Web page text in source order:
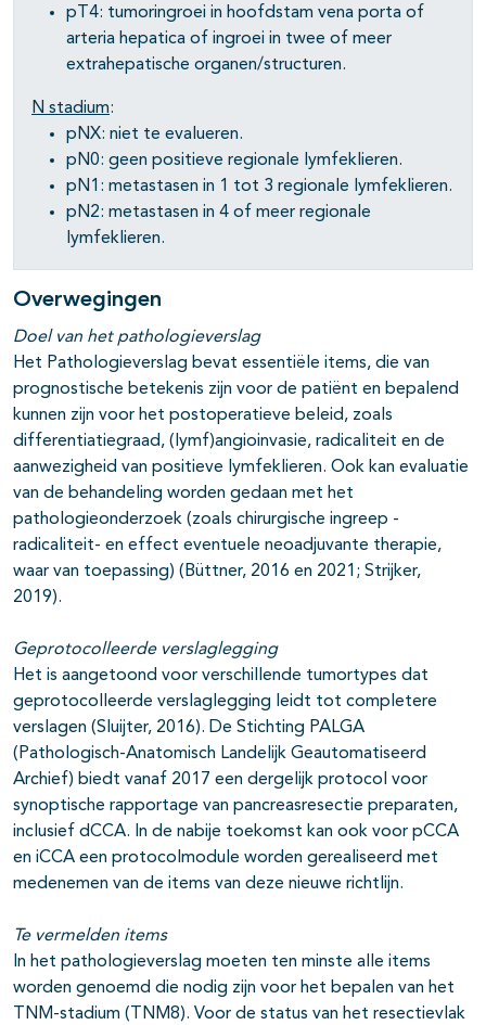
pT4: tumoringroei in hoofdstam vena porta of
arteria hepatica of ingroei in twee of meer
extrahepatische organen/structuren.
N stadium:
pNX: niet te evalueren.
pN0: geen positieve regionale lymfeklieren.
pN1: metastasen in 1 tot 3 regionale lymfeklieren.
pN2: metastasen in 4 of meer regionale
lymfeklieren.
Overwegingen
Doel van het pathologieverslag
Het Pathologieverslag bevat essentiële items, die van
prognostische betekenis zijn voor de patiënt en bepalend
kunnen zijn voor het postoperatieve beleid, zoals
differentiatiegraad, (lymf)angioinvasie, radicaliteit en de
aanwezigheid van positieve lymfeklieren. Ook kan evaluatie
van de behandeling worden gedaan met het
pathologieonderzoek (zoals chirurgische ingreep -
radicaliteit- en effect eventuele neoadjuvante therapie,
waar van toepassing) (Büttner, 2016 en 2021; Strijker,
2019).
Geprotocolleerde verslaglegging
Het is aangetoond voor verschillende tumortypes dat
geprotocolleerde verslaglegging leidt tot completere
verslagen (Sluijter, 2016). De Stichting PALGA
(Pathologisch-Anatomisch Landelijk Geautomatiseerd
Archief) biedt vanaf 2017 een dergelijk protocol voor
synoptische rapportage van pancreasresectie preparaten,
inclusief dCCA. In de nabije toekomst kan ook voor pCCA
en iCCA een protocolmodule worden gerealiseerd met
medenemen van de items van deze nieuwe richtlijn.
Te vermelden items
In het pathologieverslag moeten ten minste alle items
worden genoemd die nodig zijn voor het bepalen van het
TNM-stadium (TNM8). Voor de status van het resectievlak